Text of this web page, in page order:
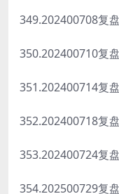
349.202400708复
350.202400710复
351.202400714复
352.202400718复
353.202400724复
354.202500729复